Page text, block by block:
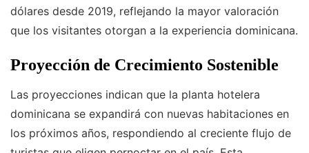
dólares desde 2019, reflejando la mayor valoración
que los visitantes otorgan a la experiencia dominicana.
Proyección de Crecimiento Sostenible
Las proyecciones indican que la planta hotelera
dominicana se expandirá con nuevas habitaciones en
los próximos años, respondiendo al creciente flujo de